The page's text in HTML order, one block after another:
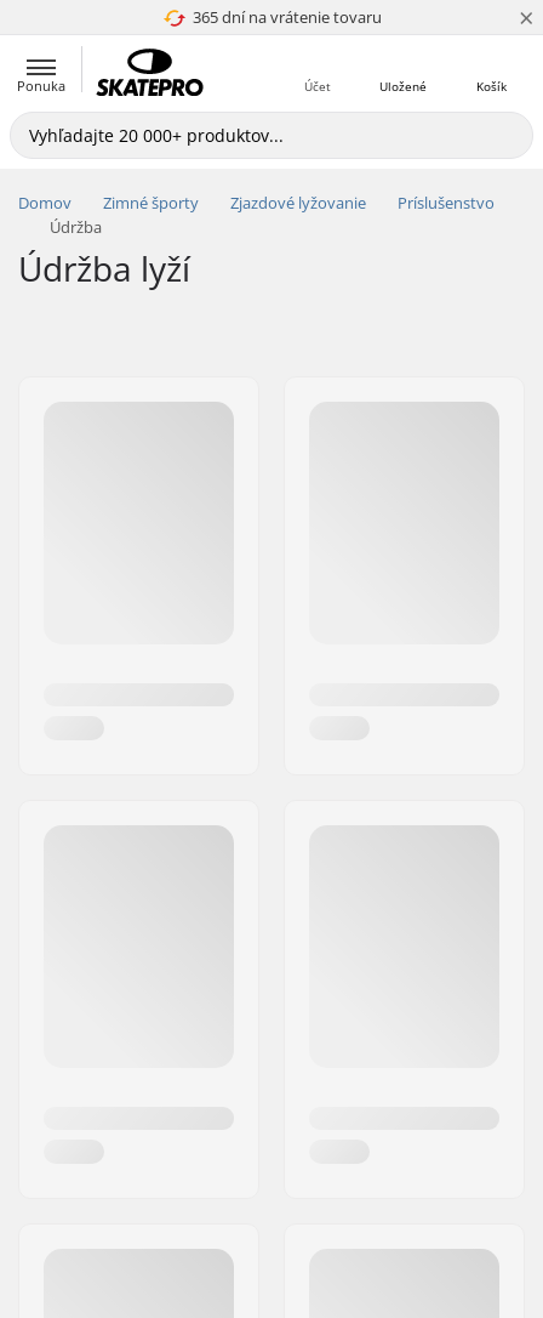
365 dní na vrátenie tovaru
4.8 z 5 ×
Ponuka Košík
Uložené
Účet
Domov Zimné športy Zjazdové lyžovanie
Príslušenstvo
Údržba
Údržba lyží